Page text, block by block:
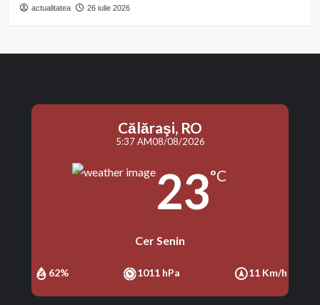
actualitatea 26 iulie 2026
Călăraşi, RO
5:37 AM08/08/2026
23°C
Cer Senin
62% 1011 hPa 11 Km/h